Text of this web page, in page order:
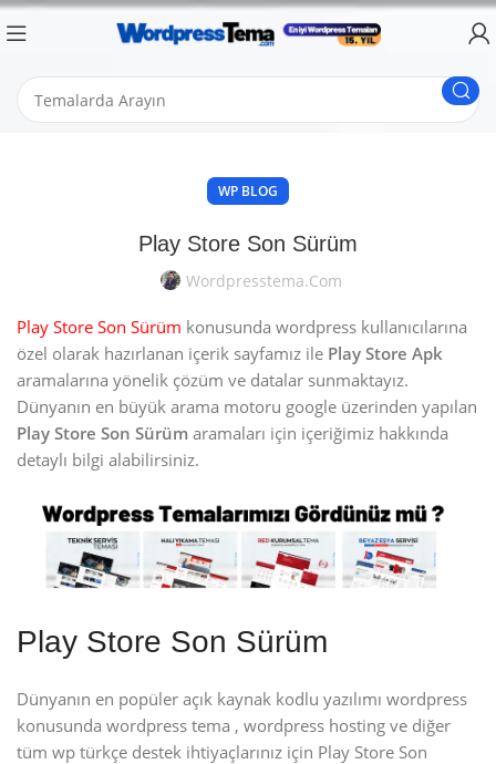
WP BLOG
Play Store Son Sürüm
Wordpresstema.com
Play Store Son Sürüm konusunda wordpress kullanıcılarına
özel olarak hazırlanan içerik sayfamız ile Play Store Apk
aramalarına yönelik çözüm ve datalar sunmaktayız.
Dünyanın en büyük arama motoru google üzerinden yapılan
Play Store Son Sürüm aramaları için içeriğimiz hakkında
detaylı bilgi alabilirsiniz.
Play Store Son Sürüm
Dünyanın en popüler açık kaynak kodlu yazılımı wordpress
konusunda wordpress tema , wordpress hosting ve diğer
tüm wp türkçe destek ihtiyaçlarınız için Play Store Son